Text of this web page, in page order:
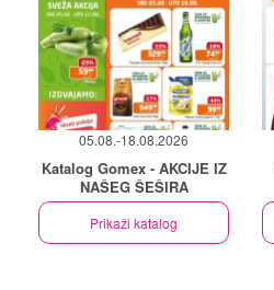
05.08.-18.08.2026
Katalog Gomex - AKCIJE IZ
NAŠEG ŠEŠIRA
Prikaži katalog